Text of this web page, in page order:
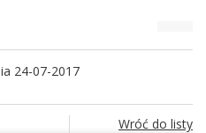
24-07-2017
Wróć do listy